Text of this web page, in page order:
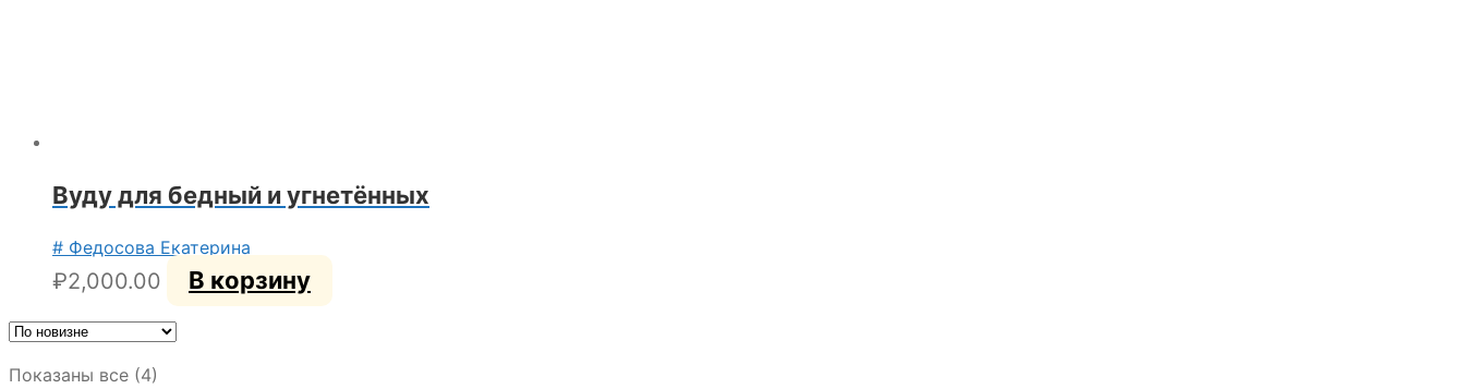
Вуду для бедный и угнетённых
# Федосова Екатерина
₽2,000.00 В корзину
Показаны все (4)